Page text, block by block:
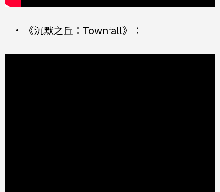
• 《沉默之丘：Townfall》 ：